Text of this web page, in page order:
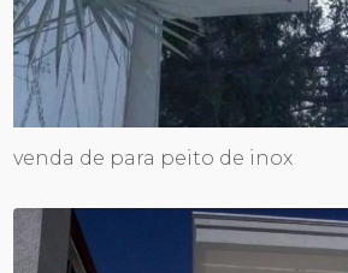
venda de para peito de inox